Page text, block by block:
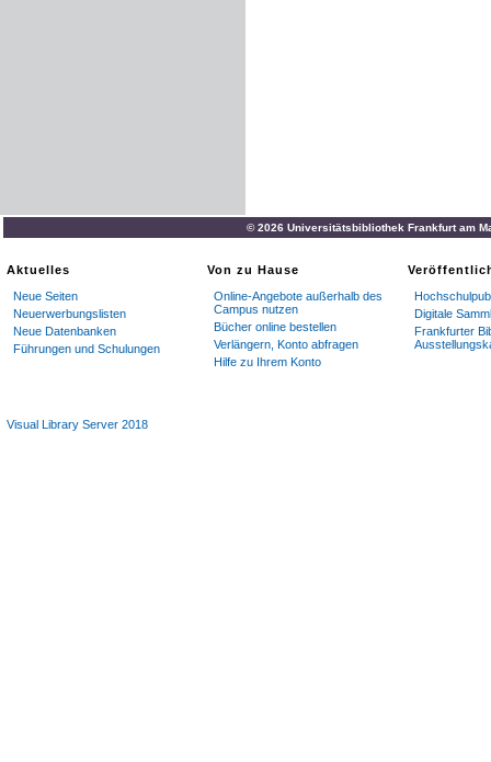
© 2026 Universitätsbibliothek Frankfurt am
Aktuelles
Neue Seiten
Neuerwerbungslisten
Neue Datenbanken
Führungen und Schulungen
Von zu Hause
Online-Angebote außerhalb des
Campus nutzen
Bücher online bestellen
Verlängern, Konto abfragen
Hilfe zu Ihrem Konto
Digitale
Frankfurter
Visual Library Server 2018